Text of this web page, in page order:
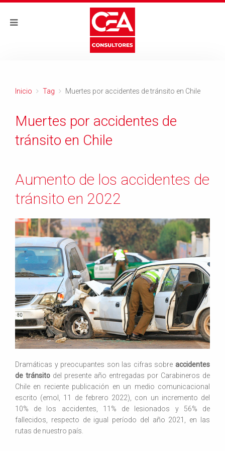
Inicio Tag Muertes por accidentes de tránsito en Chile
Muertes por accidentes de
tránsito en Chile
Aumento de los accidentes de
tránsito en 2022
Dramáticas y preocupantes son las cifras sobre accidentes
de tránsito del presente año entregadas por Carabineros de
Chile en reciente publicación en un medio comunicacional
escrito (emol, 11 de febrero 2022), con un incremento del
10% de los accidentes, 11% de lesionados y 56% de
fallecidos, respecto de igual período del año 2021, en las
rutas de nuestro país.